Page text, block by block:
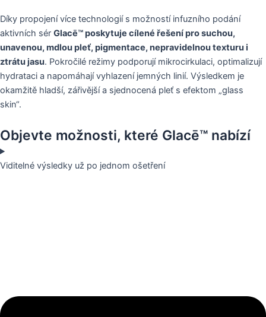
Díky propojení více technologií s možností infuzního podání
aktivních sér Glacē™ poskytuje cílené řešení pro suchou,
unavenou, mdlou pleť, pigmentace, nepravidelnou texturu i
ztrátu jasu. Pokročilé režimy podporují mikrocirkulaci, optimalizují
hydrataci a napomáhají vyhlazení jemných linií. Výsledkem je
okamžitě hladší, zářivější a sjednocená pleť s efektom „glass
skin“.
Objevte možnosti, které Glacē™ nabízí
Viditelné výsledky už po jednom ošetření